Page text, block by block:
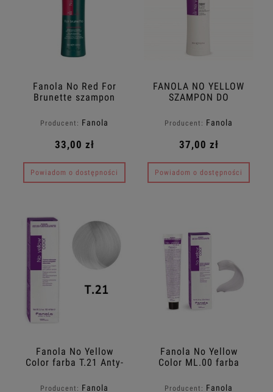
Fanola No Red For
Brunette szampon
czerwone tony dla
Producent: Fanola
33,00 zł
Powiadom o dostępności
FANOLA NO YELLOW
SZAMPON DO
350ml
Producent: Fanola
37,00 zł
Powiadom o dostępności
Fanola No Yellow
Color farba T.21 Anty-
100ml
Producent: Fanola
Fanola No Yellow
Color ML.00 farba
Producent: Fanola